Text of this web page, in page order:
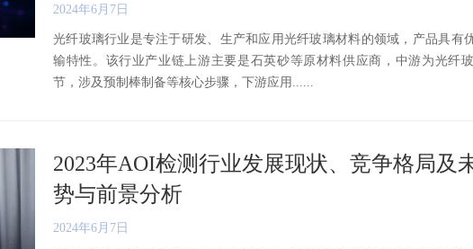
2024年6月7日
光纤玻璃行业是专注于研发、生产和应用光纤玻璃材料的领域，产品具有
输特性。该行业产业链上游主要是石英砂等原材料供应商，中游为光纤
节，涉及预制棒制备等核心步骤，下游应用......
2023年AOI检测行业发展现状、竞争格局及
势与前景分析
2024年6月7日